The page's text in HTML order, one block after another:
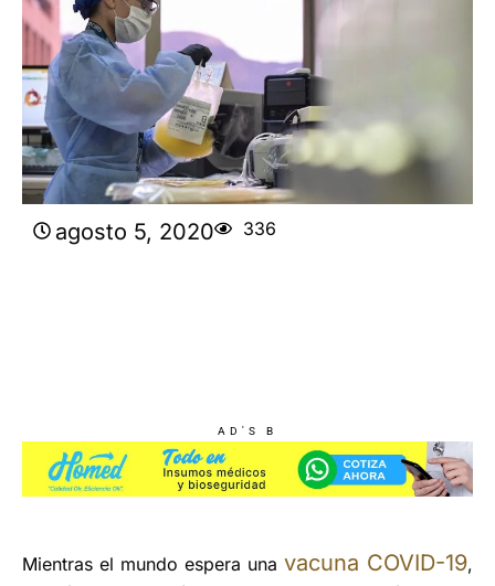
agosto 5, 2020 336
AD'S B
Mientras el mundo espera una vacuna COVID-19,